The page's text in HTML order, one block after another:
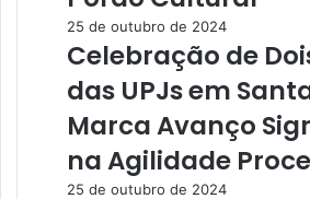
25 de outubro de 2024
Celebração de
das UPJs em
Marca Avanço
na Agilidade
25 de outubro de 2024